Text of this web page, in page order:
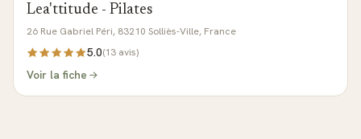
Lea'ttitude - Pilates
26 Rue Gabriel Péri, 83210 Solliès-Ville, France
5.0(13 avis)
Voir la fiche